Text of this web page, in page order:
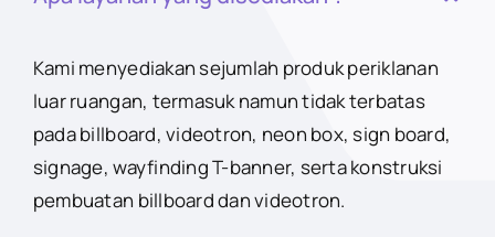
Kami menyediakan sejumlah produk periklanan
luar ruangan, termasuk namun tidak terbatas
pada billboard, videotron, neon box, sign board,
signage, wayfinding T-banner, serta konstruksi
pembuatan billboard dan videotron.